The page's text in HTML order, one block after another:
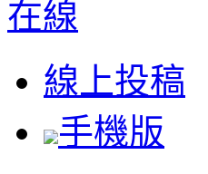
線上投稿
手機版